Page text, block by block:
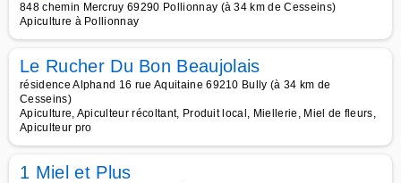
848 chemin Mercruy 69290 Pollionnay (à 34 km de Cesseins)
Apiculture à Pollionnay
Le Rucher Du Bon Beaujolais
résidence Alphand 16 rue Aquitaine 69210 Bully (à 34 km de
Cesseins)
Apiculture, Apiculteur récoltant, Produit local, Miellerie, Miel de fleurs,
Apiculteur pro
1 Miel et Plus